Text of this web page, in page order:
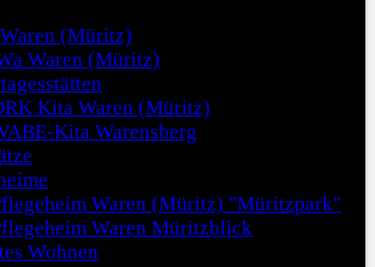
(Müritz)
Waren (Müritz)
Kita Waren (Müritz)
Kita Warensberg
Waren (Müritz) "Müritzpark"
Waren Müritzblick
Wohnen